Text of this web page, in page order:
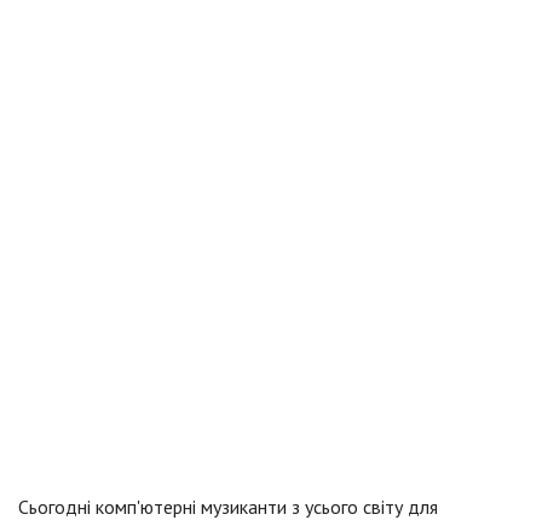
Сьогодні комп'ютерні музиканти з усього світу для